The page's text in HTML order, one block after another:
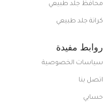
محافظ جلد طبيعي
كراتة جلد طبيعي
روابط مفيدة
سياسات الخصوصية
اتصل بنا
حسابي